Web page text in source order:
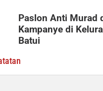
Paslon Anti Murad
Kampanye di
Batui